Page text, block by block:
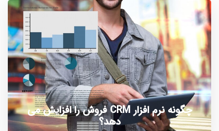
چگونه نرم افزار CRM فروش را افزایش می
دهد؟